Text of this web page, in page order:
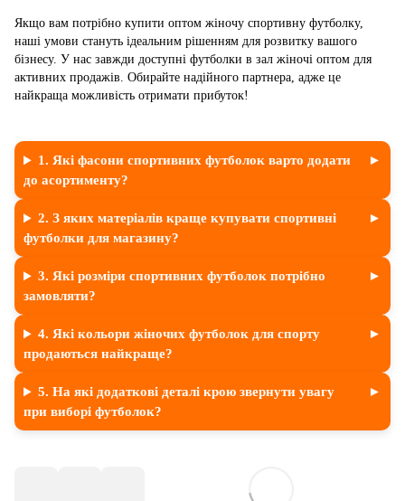
Якщо вам потрібно купити оптом жіночу спортивну футболку,
наші умови стануть ідеальним рішенням для розвитку вашого
бізнесу. У нас завжди доступні футболки в зал жіночі оптом для
активних продажів. Обирайте надійного партнера, адже це
найкраща можливість отримати прибуток!
1. Які фасони спортивних футболок варто додати
до асортименту?
2. З яких матеріалів краще купувати спортивні
футболки для магазину?
3. Які розміри спортивних футболок потрібно
замовляти?
4. Які кольори жіночих футболок для спорту
продаються найкраще?
5. На які додаткові деталі крою звернути увагу
при виборі футболок?